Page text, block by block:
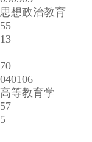
思想政治教育
55
13
70
040106
高等教育学
57
5